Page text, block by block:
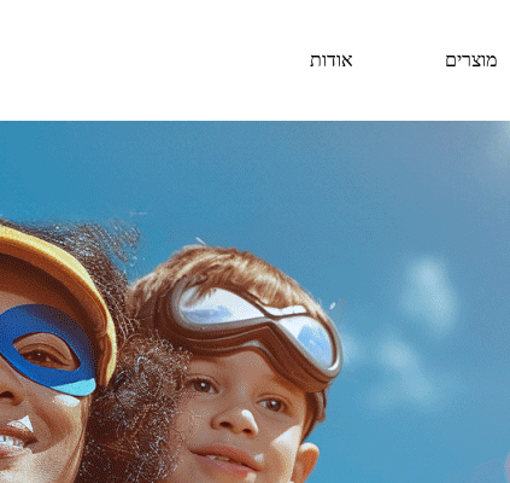
מוצרים אודות